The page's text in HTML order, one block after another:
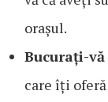
orașul.
Bucurați-
care îți oferă